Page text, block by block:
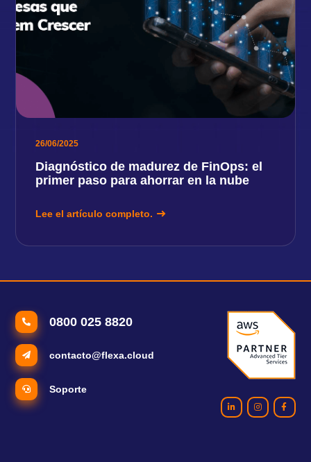
26/06/2025
Diagnóstico de madurez de FinOps: el
primer paso para ahorrar en la nube
Lee el artículo completo.
0800 025 8820
contacto@flexa.cloud
Soporte